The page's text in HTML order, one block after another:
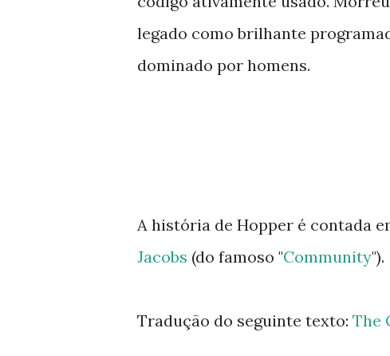
legado como brilhante
dominado por homens.
A história de Hopper é contada
Jacobs (do famoso "Community").
Tradução do seguinte texto: The